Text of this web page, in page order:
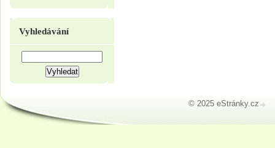
Vyhledávání
© 2025 eStránky.cz